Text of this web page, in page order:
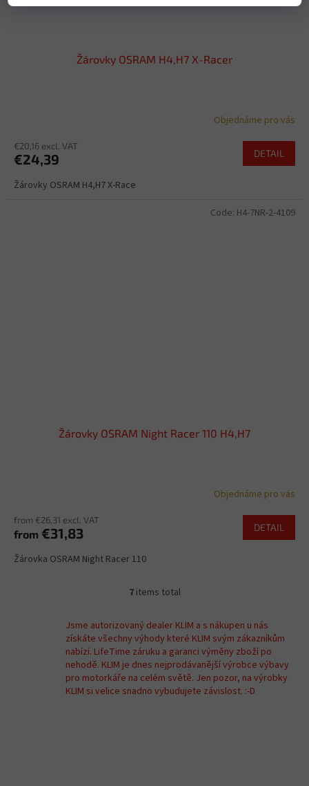
Žárovky OSRAM H4,H7 X-Racer
Objednáme pro vás
€20,16 excl. VAT
€24,39 DETAIL
Žárovky OSRAM H4,H7 X-Race
Žárovky OSRAM Night Racer 110 H4,H7
Objednáme pro vás
from €26,31 excl. VAT
from €31,83 DETAIL
Žárovka OSRAM Night Racer 110
Code: H4-7NR-2-4109
L
s
t
i
n
g
c
7items total
Jsme autorizovaný dealer KLIM a s nákupen u nás
získáte všechny výhody které KLIM svým zákazníkům
nabízí. LifeTime záruku a garanci výměny zboží po
nehodě. KLIM je dnes nejprodávanější výrobce výbavy
pro motorkáře na celém světě. Jen pozor, na výrobky
KLIM si velice snadno vybudujete závislost. :-D